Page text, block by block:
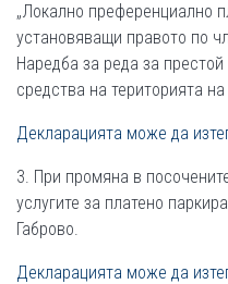
„Локално преференциално
установяващи правото по
Наредба за реда за
средства на територията
Декларацията може да
3. При промяна в
услугите за платено
Габрово.
Декларацията може да